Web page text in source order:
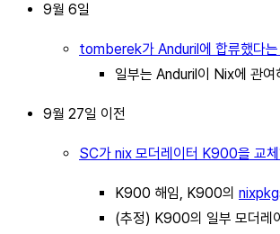
9월 6일
tomberek가 Anduril에 합류했다는
일부는 Anduril이 Nix에 관
9월 27일 이전
SC가 nix 모더레이터 K900을 교
K900 해임, K900의
(추정) K900의 일부 모더레